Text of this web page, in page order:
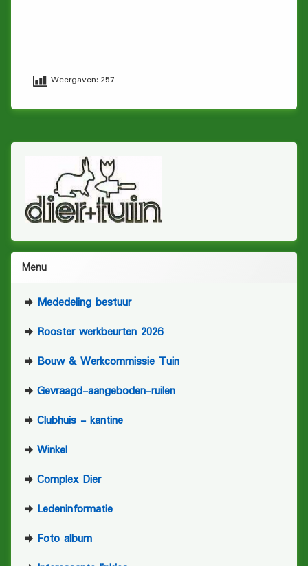
Weergaven:257
Menu
Mededeling bestuur
Rooster werkbeurten 2026
Bouw & Werkcommissie Tuin
Gevraagd-aangeboden-ruilen
Clubhuis - kantine
Winkel
Complex Dier
Ledeninformatie
Foto album